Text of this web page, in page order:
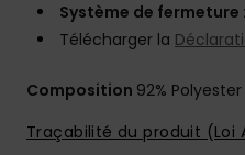
Système de fermeture :
Télécharger la
Composition 92%
Traçabilité du produit (Loi